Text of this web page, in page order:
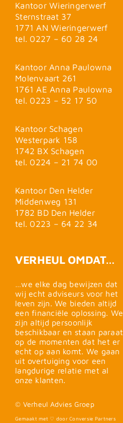
Kantoor Wieringerwerf
Sternstraat 37
1771 AN Wieringerwerf
tel. 0227 – 60 28 24
Kantoor Anna Paulowna
Molenvaart 261
1761 AE Anna Paulowna
tel. 0223 – 52 17 50
Kantoor Schagen
Westerpark 158
1742 BX Schagen
tel. 0224 – 21 74 00
Kantoor Den Helder
Middenweg 131
1782 BD Den Helder
tel. 0223 – 64 22 34
VERHEUL OMDAT…
…we elke dag bewijzen dat
wij echt adviseurs voor het
leven zijn. We bieden altijd
een financiële oplossing. We
zijn altijd persoonlijk
beschikbaar en staan paraat
op de momenten dat het er
echt op aan komt. We gaan
uit overtuiging voor een
langdurige relatie met al
onze klanten.
© Verheul Advies Groep
Gemaakt met ♡ door Conversie Partners